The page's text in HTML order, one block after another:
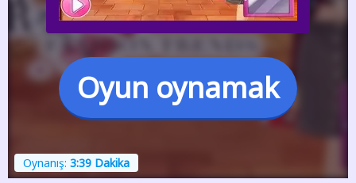
Oyun oynamak
Oynanış: 3:39 Dakika